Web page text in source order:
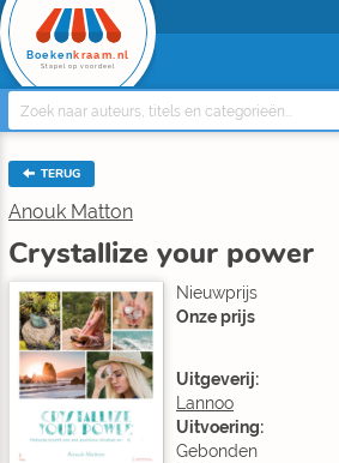
Boeken kraam.nl
Stapel op voordeel
TERUG
Anouk Matton
Crystallize your power
Nieuwprijs
Onze prijs
Uitgeverij:
Lannoo
Uitvoering:
Gebonden